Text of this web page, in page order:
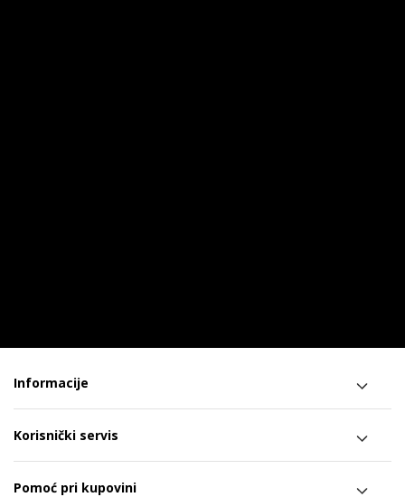
Informacije
Korisnički servis
Pomoć pri kupovini